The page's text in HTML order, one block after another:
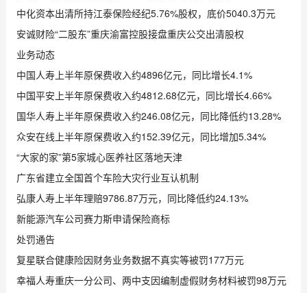
中化资本出清所持江泰保险经纪5.76%股权，底价5040.3万元
安诚财险“二股东”重庆渝富控股接盘重庆公交出清股权
业务动态
中国人寿上半年原保费收入约4896亿元，同比增长4.1%
中国平安上半年原保费收入约4812.68亿元，同比增长4.66%
国华人寿上半年原保费收入约246.08亿元，同比降低约13.28%
众安在线上半年原保费收入约152.39亿元，同比增加5.34%
“大家的家”第5家城心医养社区落地天津
广东省建立全国首个车险大灾行业互认机制
弘康人寿上半年理赔9786.87万元，同比降低约24.13%
新能源汽车公司赛力斯申请保险商标
处罚通告
复星联合健康险因财务业务数据不真实等被罚177万元
幸福人寿重庆一分公司、两中支因编制虚假财务材料被罚98万元